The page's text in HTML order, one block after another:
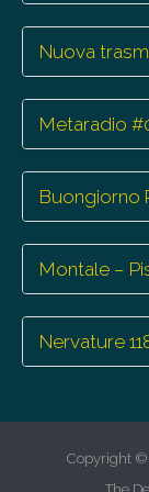
Nuova
Metaradio
Buongiorno
Montale –
Nervature
Copyright